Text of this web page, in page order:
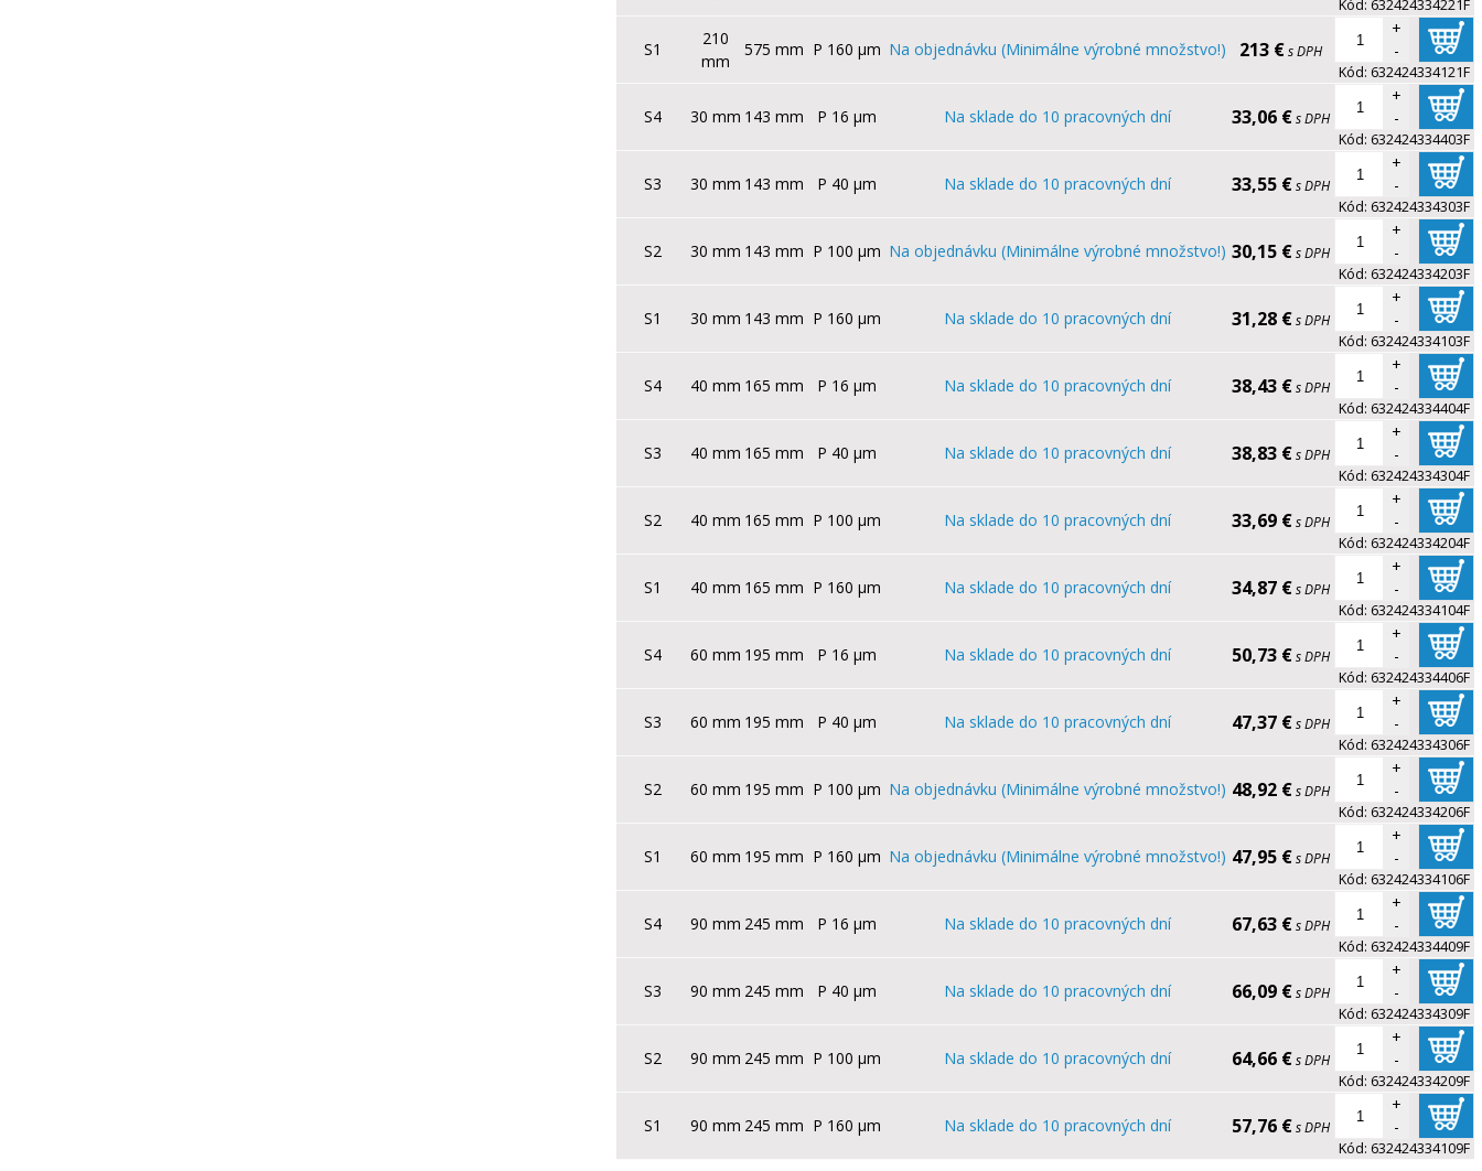
Kód: 632424334221F
S1
210
mm
575 mm P 160 µm Na objednávku (Minimálne výrobné množstvo!) 213 € s DPH
+
-
Kód: 632424334121F
S4 30 mm 143 mm P 16 µm Na sklade do 10 pracovných dní 33,06 € s DPH
+
-
Kód: 632424334403F
S3 30 mm 143 mm P 40 µm Na sklade do 10 pracovných dní 33,55 € s DPH
+
-
Kód: 632424334303F
S2 30 mm 143 mm P 100 µm Na objednávku (Minimálne výrobné množstvo!) 30,15 € s DPH
+
-
Kód: 632424334203F
S1 30 mm 143 mm P 160 µm Na sklade do 10 pracovných dní 31,28 € s DPH
+
-
Kód: 632424334103F
S4 40 mm 165 mm P 16 µm Na sklade do 10 pracovných dní 38,43 € s DPH
+
-
Kód: 632424334404F
S3 40 mm 165 mm P 40 µm Na sklade do 10 pracovných dní 38,83 € s DPH
+
-
Kód: 632424334304F
S2 40 mm 165 mm P 100 µm Na sklade do 10 pracovných dní 33,69 € s DPH
+
-
Kód: 632424334204F
S1 40 mm 165 mm P 160 µm Na sklade do 10 pracovných dní 34,87 € s DPH
+
-
Kód: 632424334104F
S4 60 mm 195 mm P 16 µm Na sklade do 10 pracovných dní 50,73 € s DPH
+
-
Kód: 632424334406F
S3 60 mm 195 mm P 40 µm Na sklade do 10 pracovných dní 47,37 € s DPH
+
-
Kód: 632424334306F
S2 60 mm 195 mm P 100 µm Na objednávku (Minimálne výrobné množstvo!) 48,92 € s DPH
+
-
Kód: 632424334206F
S1 60 mm 195 mm P 160 µm Na objednávku (Minimálne výrobné množstvo!) 47,95 € s DPH
+
-
Kód: 632424334106F
S4 90 mm 245 mm P 16 µm Na sklade do 10 pracovných dní 67,63 € s DPH
+
-
Kód: 632424334409F
S3 90 mm 245 mm P 40 µm Na sklade do 10 pracovných dní 66,09 € s DPH
+
-
Kód: 632424334309F
S2 90 mm 245 mm P 100 µm Na sklade do 10 pracovných dní 64,66 € s DPH
+
-
Kód: 632424334209F
S1 90 mm 245 mm P 160 µm Na sklade do 10 pracovných dní 57,76 € s DPH
+
-
Kód: 632424334109F